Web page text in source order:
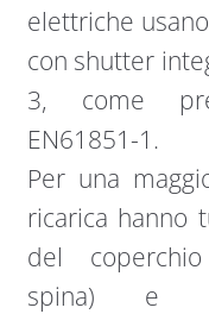
elettriche
con shutter
3, come
EN61851-1.
Per una
ricarica hanno
del
spina) e